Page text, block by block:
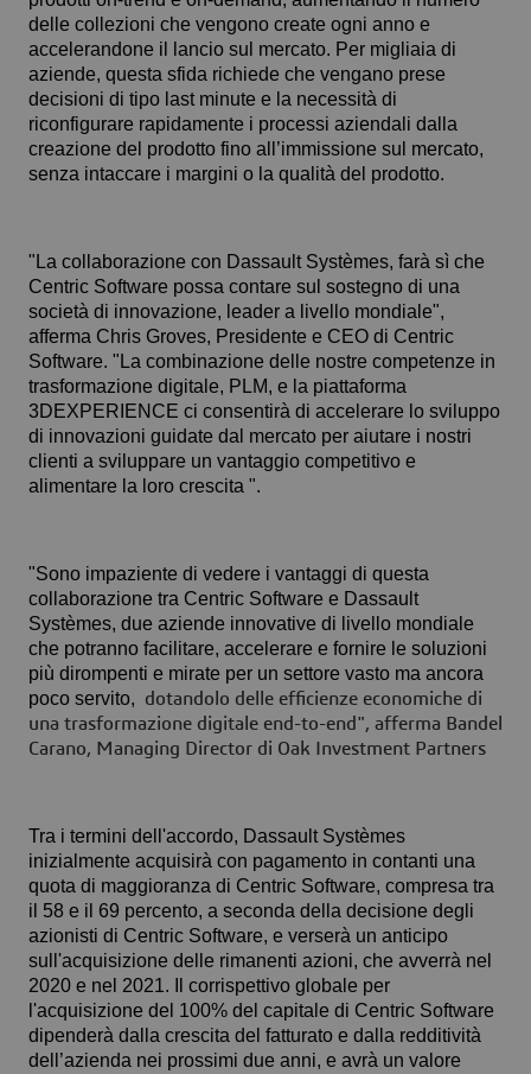
delle collezioni che vengono create ogni anno e
accelerandone il lancio sul mercato. Per migliaia di
aziende, questa sfida richiede che vengano prese
decisioni di tipo last minute e la necessità di
riconfigurare rapidamente i processi aziendali dalla
creazione del prodotto fino all’immissione sul mercato,
senza intaccare i margini o la qualità del prodotto.
"La collaborazione con Dassault Systèmes, farà sì che
Centric Software possa contare sul sostegno di una
società di innovazione, leader a livello mondiale",
afferma Chris Groves, Presidente e CEO di Centric
Software. "La combinazione delle nostre competenze in
trasformazione digitale, PLM, e la piattaforma
3DEXPERIENCE ci consentirà di accelerare lo sviluppo
di innovazioni guidate dal mercato per aiutare i nostri
clienti a sviluppare un vantaggio competitivo e
alimentare la loro crescita ".
"Sono impaziente di vedere i vantaggi di questa
collaborazione tra Centric Software e Dassault
Systèmes, due aziende innovative di livello mondiale
che potranno facilitare, accelerare e fornire le soluzioni
più dirompenti e mirate per un settore vasto ma ancora
poco servito, dotandolo delle efficienze economiche di
una trasformazione digitale end-to-end", afferma Bandel
Carano, Managing Director di Oak Investment Partners­
Tra i termini dell'accordo, Dassault Systèmes
inizialmente acquisirà con pagamento in contanti una
quota di maggioranza di Centric Software, compresa tra
il 58 e il 69 percento, a seconda della decisione degli
azionisti di Centric Software, e verserà un anticipo
sull'acquisizione delle rimanenti azioni, che avverrà nel
2020 e nel 2021. Il corrispettivo globale per
l'acquisizione del 100% del capitale di Centric Software
dipenderà dalla crescita del fatturato e dalla redditività
dell’azienda nei prossimi due anni, e avrà un valore